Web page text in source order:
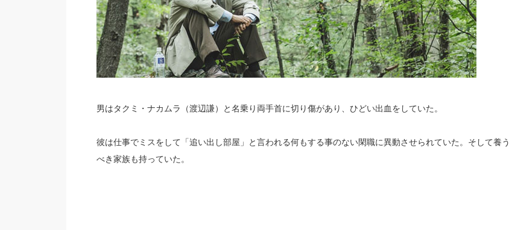
男はタクミ・ナカムラ（渡辺謙）と名乗り両手首に切り傷があり、ひどい出血をしていた。
彼は仕事でミスをして「追い出し部屋」と言われる何もする事のない閑職に異動させられていた。そして養う
べき家族も持っていた。